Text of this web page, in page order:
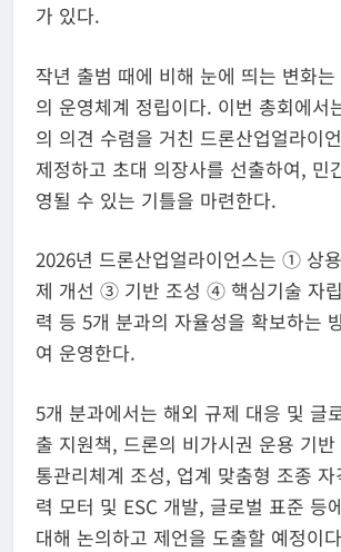
가 있다.
작년 출범 때에 비해 눈에 띄는 변화
의 운영체계 정립이다. 이번 총회에서
의 의견 수렴을 거친 드론산업얼라이
제정하고 초대 의장사를 선출하여, 민
영될 수 있는 기틀을 마련한다.
2026년 드론산업얼라이언스는 ① 상
제 개선 ③ 기반 조성 ④ 핵심기술 자
력 등 5개 분과의 자율성을 확보하는
여 운영한다.
5개 분과에서는 해외 규제 대응 및 글
출 지원책, 드론의 비가시권 운용 기
통관리체계 조성, 업계 맞춤형 조종
력 모터 및 ESC 개발, 글로벌 표준 등
대해 논의하고 제언을 도출할 예정이